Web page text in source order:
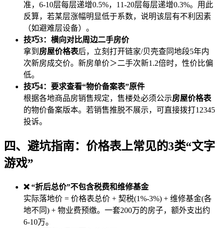
准，6-10层每层递增0.5%，11-20层每层递增0.3%。用此
反算，若某层涨幅明显低于系数，说明该层有不利因素
（如避难层设备）。
技巧3：横向对比周边二手房价
拿到 房屋价格表后，立刻打开链家/贝壳查同地段5年内
次新房成交价。新房单价＞二手次新1.2倍时，性价比偏
低。
技巧4：要求查看“物价备案表”原件
根据各地商品房销售规定，售楼处必须公示房屋价格表
的物价备案版本。若销售推脱不展示，可直接拨打12345
投诉。
四、避坑指南：价格表上常见的3类“文字
游戏”
❌ “折后总价”不包含税费和维修基金
实际落地价 = 价格表总价 + 契税(1%-3%) + 维修基金(各
地不同) + 物业费预缴。一套200万的房子，额外支出约
6-10万。